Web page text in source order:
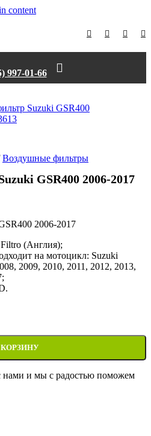
content
997-01-66
Воздушные фильтры
GSR400 2006-2017
2006-2017
(Англия);
на мотоцикл: Suzuki
2009, 2010, 2011, 2012, 2013,
фильтр Suzuki GSR400 2006-
КОРЗИНУ
нами и мы с радостью поможем